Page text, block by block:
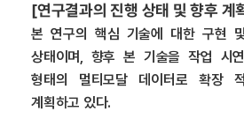
[연구결과의 진행 상태 및 향후 계
본 연구의 핵심 기술에 대한 구현
상태이며, 향후 본 기술을 작업 시
형태의 멀티모달 데이터로 확장
계획하고 있다.